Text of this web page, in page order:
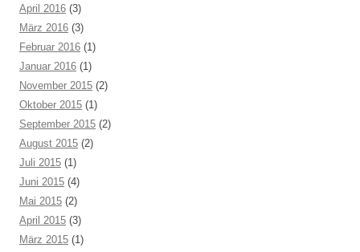
April 2016 (3)
März 2016 (3)
Februar 2016 (1)
Januar 2016 (1)
November 2015 (2)
Oktober 2015 (1)
September 2015 (2)
August 2015 (2)
Juli 2015 (1)
Juni 2015 (4)
Mai 2015 (2)
April 2015 (3)
März 2015 (1)